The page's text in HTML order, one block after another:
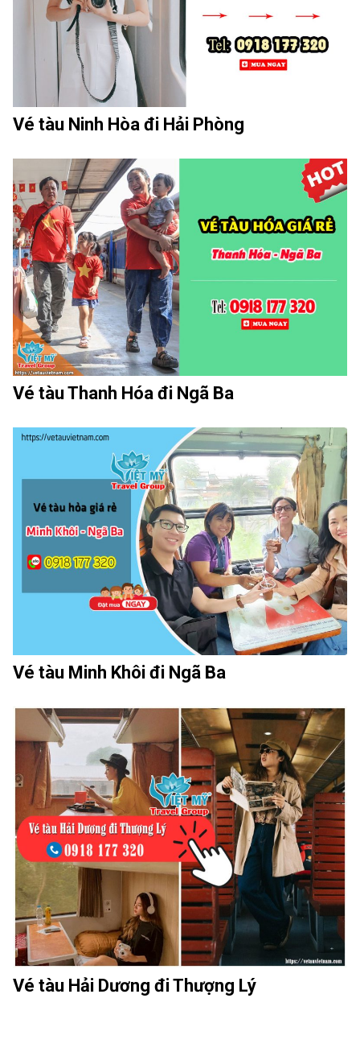
Vé tàu Ninh Hòa đi Hải Phòng
Vé tàu Thanh Hóa đi Ngã Ba
Vé tàu Minh Khôi đi Ngã Ba
Vé tàu Hải Dương đi Thượng Lý